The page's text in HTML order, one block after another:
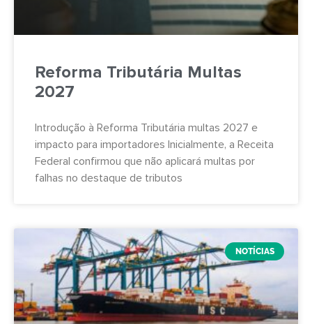
Reforma Tributária Multas
2027
Introdução à Reforma Tributária multas 2027 e
impacto para importadores Inicialmente, a Receita
Federal confirmou que não aplicará multas por
falhas no destaque de tributos
NOTÍCIAS